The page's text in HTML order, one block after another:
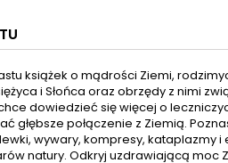
niewidzialnych energiach
ducha, psychiki i
świadomości, pozwoli Ci
zrozumieć ich wpływ na
każdy aspekt Twojego
samopoczucia. Biblia
energetycznej anatomii
człowieka to holistyczne
książek o mądrości Ziemi,
i Słońca oraz obrzędy z nimi
dowiedzieć się więcej o
głębsze połączenie z Ziemią.
wywary, kompresy, kataplazmy
natury. Odkryj uzdrawiającą moc